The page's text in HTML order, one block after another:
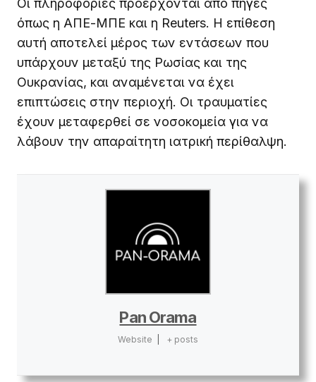
Οι πληροφορίες προέρχονται από πηγές
όπως η ΑΠΕ-ΜΠΕ και η Reuters. Η επίθεση
αυτή αποτελεί μέρος των εντάσεων που
υπάρχουν μεταξύ της Ρωσίας και της
Ουκρανίας, και αναμένεται να έχει
επιπτώσεις στην περιοχή. Οι τραυματίες
έχουν μεταφερθεί σε νοσοκομεία για να
λάβουν την απαραίτητη ιατρική περίθαλψη.
Pan Orama
Website + posts